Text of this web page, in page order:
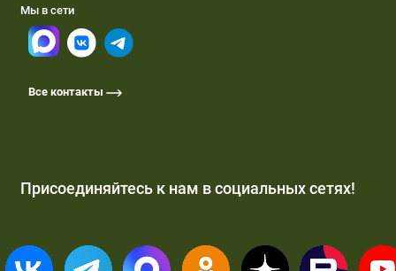
Мы в сети
Все контакты
Присоединяйтесь к нам в социальных сетях!